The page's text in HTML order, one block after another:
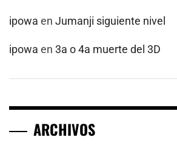
ipowa en Jumanji siguiente nivel
ipowa en 3a o 4a muerte del 3D
ARCHIVOS